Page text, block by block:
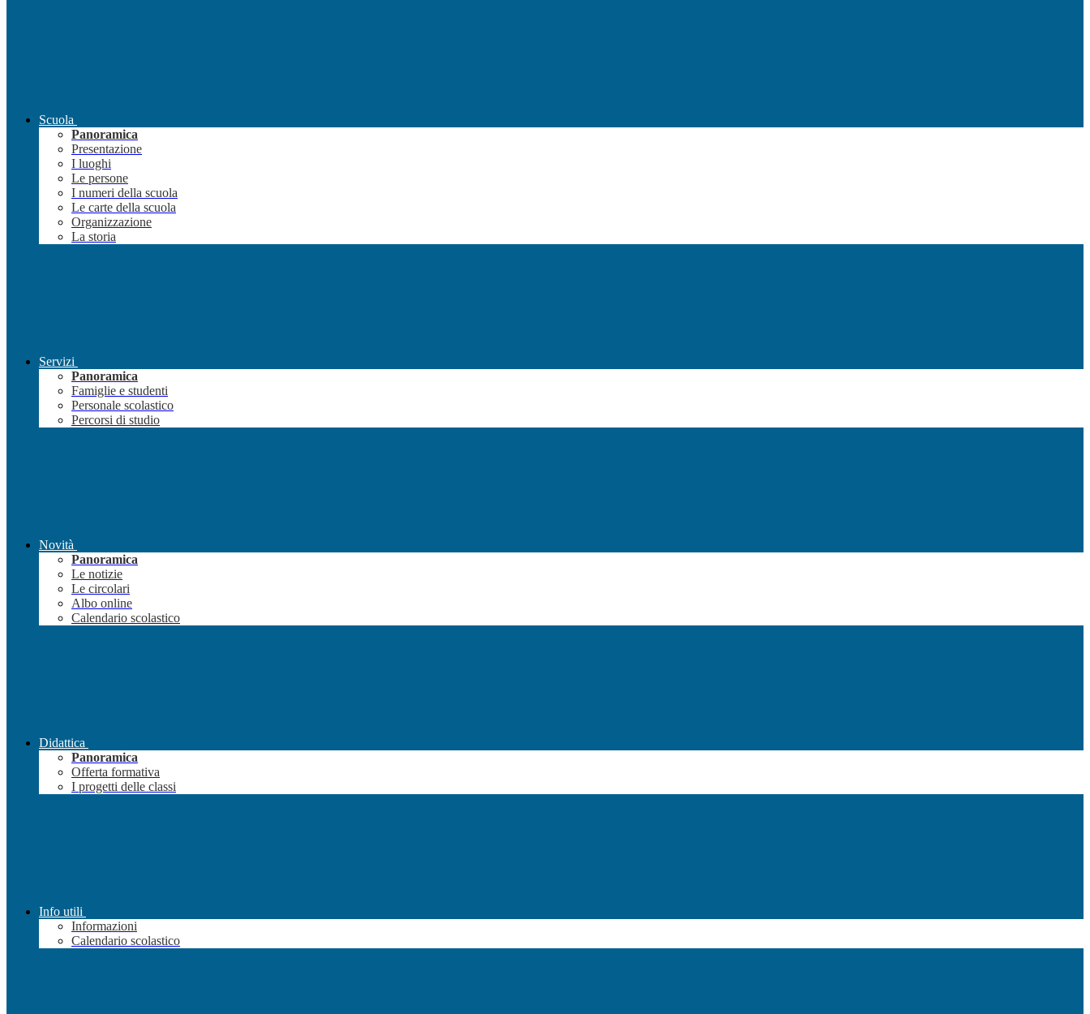
Scuola
Panoramica
Presentazione
I luoghi
Le persone
I numeri della scuola
Le carte della scuola
Organizzazione
La storia
Servizi
Panoramica
Famiglie e studenti
Personale scolastico
Percorsi di studio
Novità
Panoramica
Le notizie
Le circolari
Albo online
Calendario scolastico
Didattica
Panoramica
Offerta formativa
I progetti delle classi
Info utili
Informazioni
Calendario scolastico